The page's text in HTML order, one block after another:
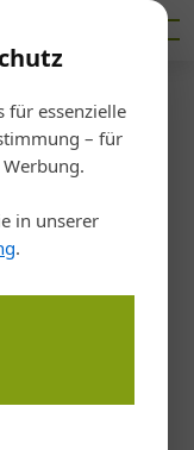
für essenzielle
– für
in unserer
.
07.02.2019, 09:49 Uhr
Einrichtung.